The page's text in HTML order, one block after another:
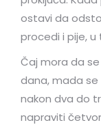
ostavi da
procedi i pije,
Čaj mora da
dana, mada
nakon dva do
napraviti